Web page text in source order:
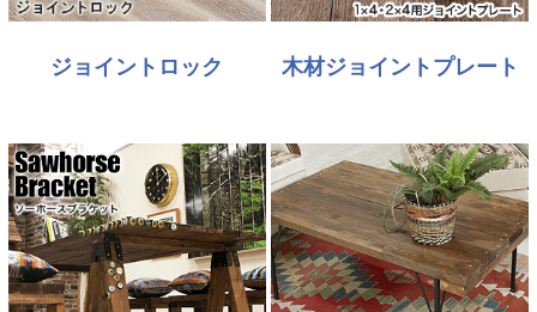
ジョイントロック 木材ジョイントプレート